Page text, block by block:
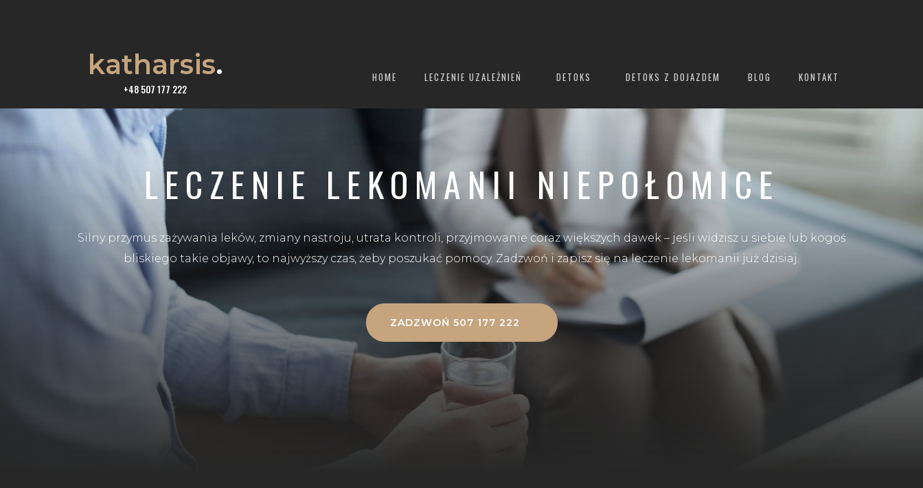
katharsis.
+48 507 177 222
HOME LECZENIE UZALEŻNIEŃ DETOKS DETOKS Z DOJAZDEM BLOG KONTAKT
LECZENIE LEKOMANII NIEPOŁOMICE
Silny przymus zażywania leków, zmiany nastroju, utrata kontroli, przyjmowanie coraz większych dawek – jeśli widzisz u siebie lub kogoś
bliskiego takie objawy, to najwyższy czas, żeby poszukać pomocy. Zadzwoń i zapisz się na leczenie lekomanii już dzisiaj.
ZADZWOŃ 507 177 222